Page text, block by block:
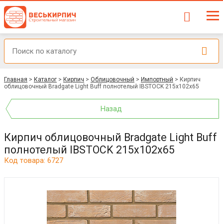
Главная > Каталог > Кирпич > Облицовочный > Импортный > Кирпич
облицовочный Bradgate Light Buff полнотелый IBSTOCK 215x102x65
Назад
Кирпич облицовочный Bradgate Light Buff
полнотелый IBSTOCK 215x102x65
Код товара: 6727